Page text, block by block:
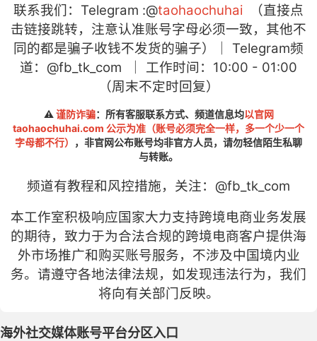
联系我们：Telegram :@taohaochuhai
（直接点
击链接跳转，注意认准账号字母必须一致，其他不
同的都是骗子收钱不发货的骗子）｜ Telegram频
道： @fb_tk_com ｜ 工作时间：10:00 - 01:00
（周末不定时回复）
⚠️ 谨防诈骗：所有客服联系方式、频道信息均以官网
taohaochuhai.com 公示为准（账号必须完全一样，多一个少一个
字母都不行）
，非官网公布账号均非官方人员，请勿轻信陌生私聊
与转账。
频道有教程和风控措施，关注： @fb _tk_com
本工作室积极响应国家大力支持跨境电商业务发展
的期待，致力于为合法合规的跨境电商客户提供海
外市场推广和购买账号服务，不涉及中国境内业
务。请遵守各地法律法规，如发现违法行为，我们
将向有关部门反映。
海外社交媒体账号平台分区入口